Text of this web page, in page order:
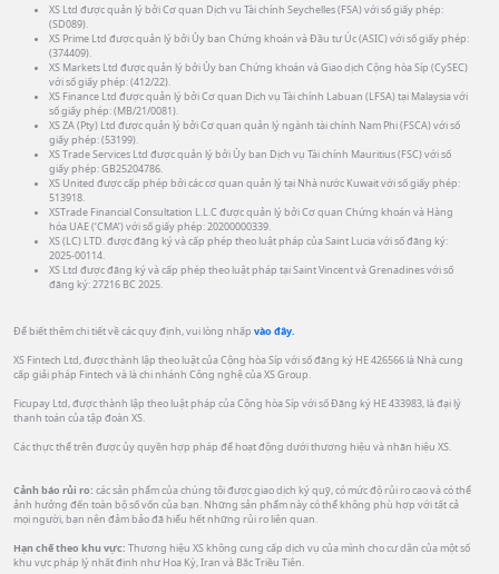
XS Ltd được quản lý bởi Cơ quan Dịch vụ Tài chính Seychelles (FSA) với số giấy phép:
(SD089).
XS Prime Ltd được quản lý bởi Ủy ban Chứng khoán và Đầu tư Úc (ASIC) với số giấy phép:
(374409).
XS Markets Ltd được quản lý bởi Ủy ban Chứng khoán và Giao dịch Cộng hòa Síp (CySEC)
với số giấy phép: (412/22).
XS Finance Ltd được quản lý bởi Cơ quan Dịch vụ Tài chính Labuan (LFSA) tại Malaysia với
số giấy phép: (MB/21/0081).
XS ZA (Pty) Ltd được quản lý bởi Cơ quan quản lý ngành tài chính Nam Phi (FSCA) với số
giấy phép: (53199).
XS Trade Services Ltd được quản lý bởi Ủy ban Dịch vụ Tài chính Mauritius (FSC) với số
giấy phép: GB25204786.
XS United được cấp phép bởi các cơ quan quản lý tại Nhà nước Kuwait với số giấy phép:
513918.
XSTrade Financial Consultation L.L.C được quản lý bởi Cơ quan Chứng khoán và Hàng
hóa UAE (‘CMA’) với số giấy phép: 20200000339.
XS (LC) LTD. được đăng ký và cấp phép theo luật pháp của Saint Lucia với số đăng ký:
2025-00114.
XS Ltd được đăng ký và cấp phép theo luật pháp tại Saint Vincent và Grenadines với số
đăng ký: 27216 BC 2025.
Để biết thêm chi tiết về các quy định, vui lòng nhấp vào đây.
XS Fintech Ltd, được thành lập theo luật của Cộng hòa Síp với số đăng ký HE 426566 là Nhà cung
cấp giải pháp Fintech và là chi nhánh Công nghệ của XS Group.
Ficupay Ltd, được thành lập theo luật pháp của Cộng hòa Síp với số Đăng ký HE 433983, là đại lý
thanh toán của tập đoàn XS.
Các thực thể trên được ủy quyền hợp pháp để hoạt động dưới thương hiệu và nhãn hiệu XS.
Cảnh báo rủi ro: các sản phẩm của chúng tôi được giao dịch ký quỹ, có mức độ rủi ro cao và có thể
ảnh hưởng đến toàn bộ số vốn của bạn. Những sản phẩm này có thể không phù hợp với tất cả
mọi người, bạn nên đảm bảo đã hiểu hết những rủi ro liên quan.
Hạn chế theo khu vực: Thương hiệu XS không cung cấp dịch vụ của mình cho cư dân của một số
khu vực pháp lý nhất định như Hoa Kỳ, Iran và Bắc Triều Tiên.